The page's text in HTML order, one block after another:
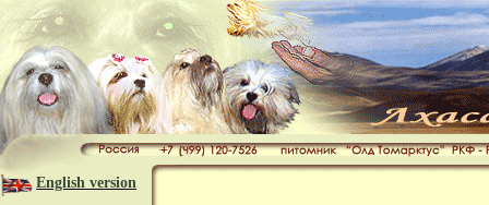
English version